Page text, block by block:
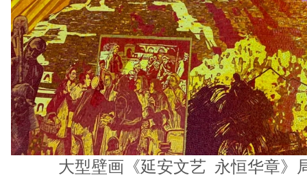
大型壁画《延安文艺 永恒华章》